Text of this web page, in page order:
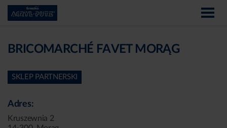
BRICOMARCHÉ FAVET MORĄG
SKLEP PARTNERSKI
Adres:
Kruszewnia 2